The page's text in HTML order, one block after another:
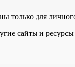
только для
сайты и